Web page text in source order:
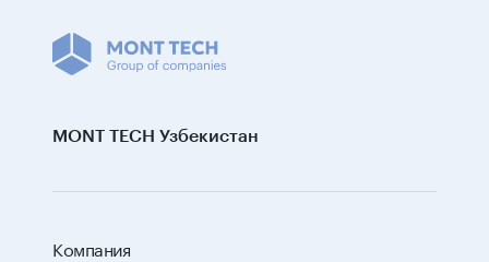
MONT TECH Узбекистан
Компания